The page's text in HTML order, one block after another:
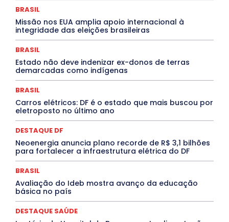
DESTAQUES OUTROS
ELEIÇÕES
EMPREGO E OPORTUNIDADES
Especial
Espírito Santo ESPORTE
EVENTOS
EXPOSIÇÃO Featured
Febre Amarela
INTELIGÊNCIA ARTIFICIAL
INTERNACIONAL
Jogos Online
JUDICIÁRIO
Mato Grosso
MEIO AMBIENTE
Paraíba
Paraná Pernambuco Piauí
POLÍTICA
PROCESSO SELETIVO
QUALIFICAÇÃO PROFISSIONAL
RESIDÊNCIA
Santa Catarina
São Paulo SARAMPO
SAÚDE
Saúde Agora
SEGURANÇA
Soltando o Verbo
TÁ FROID?
TEATRO TECNOLOGIA
TIC TAC
Mais
BRASIL
Missão nos EUA amplia apoio internacional à
integridade das eleições brasileiras
BRASIL
Estado não deve indenizar ex-donos de terras
demarcadas como indígenas
BRASIL
Carros elétricos: DF é o estado que mais buscou por
eletroposto no último ano
DESTAQUE DF
Neoenergia anuncia plano recorde de R$ 3,1 bilhões
para fortalecer a infraestrutura elétrica do DF
BRASIL
Avaliação do Ideb mostra avanço da educação
básica no país
DESTAQUE SAÚDE